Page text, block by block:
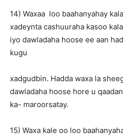
14) Waxaa loo baahanyahay
xadeynta cashuuraha kasoo
iyo dawladaha hoose ee aan
kugu
xadgudbin. Hadda waxa la
dawladaha hoose hore u
ka- maroorsatay.
15) Waxa kale oo loo